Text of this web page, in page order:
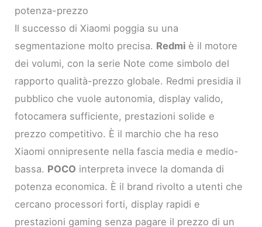
potenza-prezzo
Il successo di Xiaomi poggia su una
segmentazione molto precisa. Redmi è il motore
dei volumi, con la serie Note come simbolo del
rapporto qualità-prezzo globale. Redmi presidia il
pubblico che vuole autonomia, display valido,
fotocamera sufficiente, prestazioni solide e
prezzo competitivo. È il marchio che ha reso
Xiaomi onnipresente nella fascia media e medio-
bassa. POCO interpreta invece la domanda di
potenza economica. È il brand rivolto a utenti che
cercano processori forti, display rapidi e
prestazioni gaming senza pagare il prezzo di un